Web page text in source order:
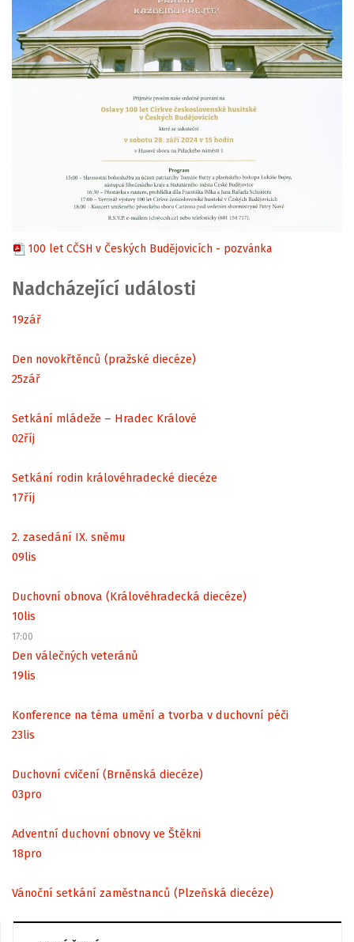
100 let CČSH v Českých Budějovicích - pozvánka
Nadcházející události
19zář
Den novokřtěnců (pražské diecéze)
25zář
Setkání mládeže – Hradec Králové
02říj
Setkání rodin královéhradecké diecéze
17říj
2. zasedání IX. sněmu
09lis
Duchovní obnova (Královéhradecká diecéze)
10lis
17:00
Den válečných veteránů
19lis
Konference na téma umění a tvorba v duchovní péči
23lis
Duchovní cvičení (Brněnská diecéze)
03pro
Adventní duchovní obnovy ve Štěkni
18pro
Vánoční setkání zaměstnanců (Plzeňská diecéze)